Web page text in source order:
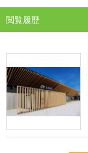
閲覧履歴